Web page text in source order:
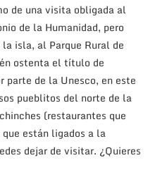
de una visita obligada al
de la Humanidad, pero
isla, al Parque Rural de
ostenta el título de
parte de la Unesco, en este
pueblitos del norte de la
(restaurantes que
están ligados a la
dejar de visitar. ¿Quieres